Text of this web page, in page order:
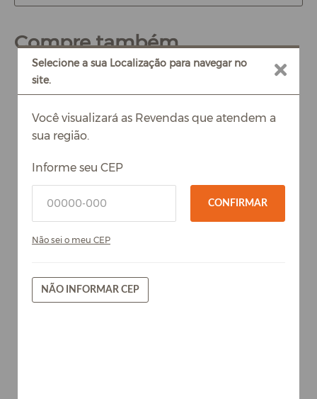
Compre também
Nude - Chapa de MDF Arauco
Você visualizará as Revendas que atendem a
sua região.
Informe seu CEP
CONFIRMAR
Não sei o meu CEP
NÃO INFORMAR CEP
Selecione a sua Localização para navegar no
site.